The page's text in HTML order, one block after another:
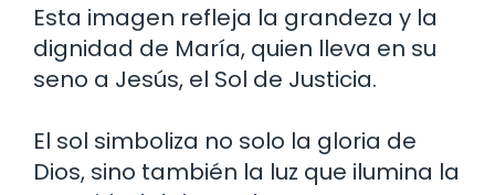
Esta imagen refleja la grandeza y la
dignidad de María, quien lleva en su
seno a Jesús, el Sol de Justicia.
El sol simboliza no solo la gloria de
Dios, sino también la luz que ilumina la